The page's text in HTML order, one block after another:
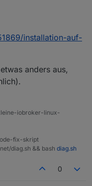
Image ausgewählt?
konnte nur den iobroker
Seite das Image
installation-auf-
anders aus,
iobroker-linux-
fix-skript
diag.sh && bash diag.sh
0